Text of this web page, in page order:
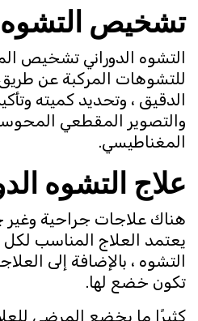
تشخيص التشوه
التشوه الدوراني تشخيص
للتشوهات المركبة عن
الدقيق ، وتحديد كميته
والتصوير المقطعي المحوسب
المغناطيسي.
علاج التشوه
هناك علاجات جراحية وغير
يعتمد العلاج المناسب
التشوه ، بالإضافة إلى
تكون خضع لها.
كثيرًا ما يخضع المرضى